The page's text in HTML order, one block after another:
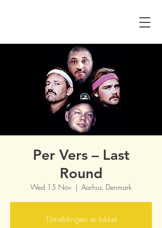
Per Vers – Last
Round
Wed 15 Nov
  |
Aarhus, Denmark
Tilmeldingen er lukket